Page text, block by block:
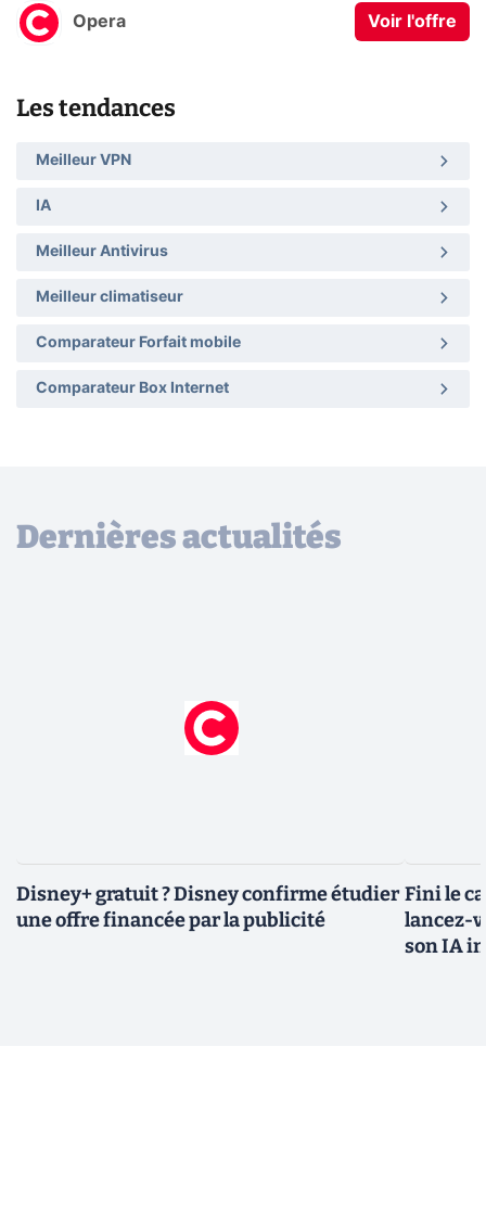
Opera Voir l'offre
Les tendances
Meilleur VPN
IA
Meilleur Antivirus
Meilleur climatiseur
Comparateur Forfait mobile
Comparateur Box Internet
Dernières actualités
Disney+ gratuit ? Disney confirme étudier
une offre financée par la publicité
Fini le
lancez-
son IA